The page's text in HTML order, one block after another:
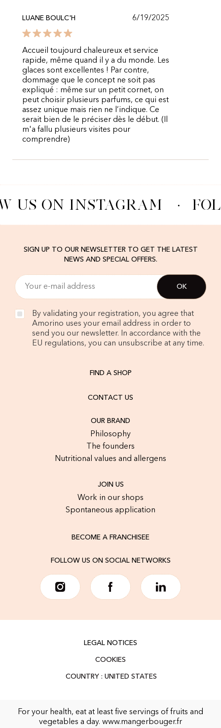
LUANE BOULC'H 6/19/2025
Accueil toujourd chaleureux et service
rapide, même quand il y a du monde. Les
glaces sont excellentes ! Par contre,
dommage que le concept ne soit pas
expliqué : même sur un petit cornet, on
peut choisir plusieurs parfums, ce qui est
assez unique mais rien ne l’indique. Ce
serait bien de le préciser dès le début. (Il
m'a fallu plusieurs visites pour
comprendre)
US ON INSTAGRAM ·
SIGN UP TO OUR NEWSLETTER TO GET THE LATEST
NEWS AND SPECIAL OFFERS.
By validating your registration, you agree that
Amorino uses your email address in order to
send you our newsletter. In accordance with the
EU regulations, you can unsubscribe at any time.
FIND A SHOP
CONTACT US
OUR BRAND
Philosophy
The founders
Nutritional values and allergens
JOIN US
Work in our shops
Spontaneous application
BECOME A FRANCHISEE
FOLLOW US ON SOCIAL NETWORKS
LEGAL NOTICES
COOKIES
For your health, eat at least five servings of fruits and
vegetables a day. www.mangerbouger.fr